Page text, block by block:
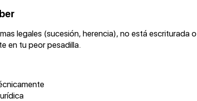
legales (sucesión, herencia), no está escriturada o
en tu peor pesadilla.